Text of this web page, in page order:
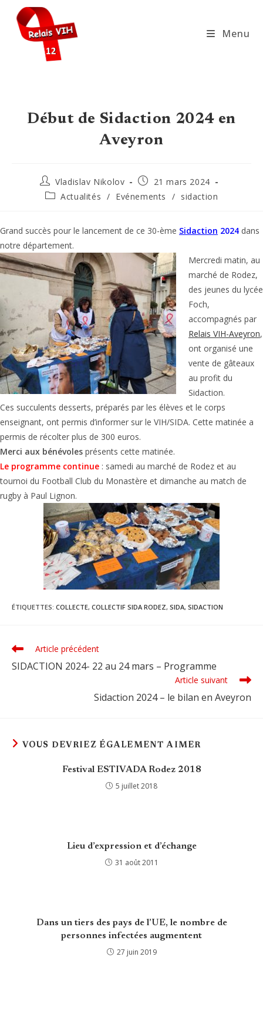
content
Menu
Début de Sidaction 2024 en
Aveyron
Auteur/autrice
de
la
Vladislav Nikolov
Publication
publiée :
21 mars 2024
PostActualités / Evénements / sidaction
Grand succès pour le lancement de ce 30-ème Sidaction 2024 dans
notre département.
Mercredi matin, au
marché de Rodez,
des jeunes du lycée
Foch,
accompagnés par
Relais VIH-Aveyron,
ont organisé une
vente de gâteaux
au profit du
Sidaction.
Ces succulents desserts, préparés par les élèves et le corps
enseignant, ont permis d’informer sur le VIH/SIDA. Cette matinée a
permis de récolter plus de 300 euros.
Merci aux bénévoles présents cette matinée.
Le programme continue : samedi au marché de Rodez et au
tournoi du Football Club du Monastère et dimanche au match de
rugby à Paul Lignon.
ÉTIQUETTES: COLLECTE, COLLECTIF SIDA RODEZ, SIDA, SIDACTION
Read
articles
Article précédent
SIDACTION 2024- 22 au 24 mars – Programme
Article suivant
Sidaction 2024 – le bilan en Aveyron
VOUS DEVRIEZ ÉGALEMENT AIMER
Festival ESTIVADA Rodez 2018
5 juillet 2018
Lieu d’expression et d’échange
31 août 2011
Dans un tiers des pays de l’UE, le nombre de
personnes infectées augmentent
27 juin 2019